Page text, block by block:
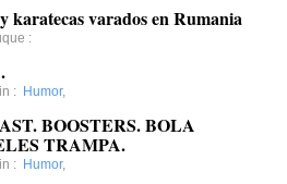
karatecas varados en Rumania
:
: Humor,
BOOSTERS. BOLA
TRAMPA.
: Humor,